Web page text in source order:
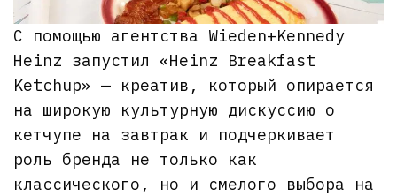
С помощью агентства Wieden+Kennedy
Heinz запустил «Heinz Breakfast
Ketchup» — креатив, который опирается
на широкую культурную дискуссию о
кетчупе на завтрак и подчеркивает
роль бренда не только как
классического, но и смелого выбора на